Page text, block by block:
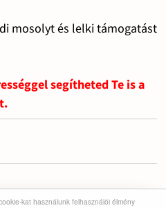
kat használunk felhasználói élmény
mosolyt és lelki támogatást
segítheted Te is a